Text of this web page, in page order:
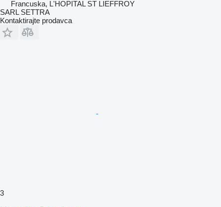
Francuska, L'HOPITAL ST LIEFFROY
SARL SETTRA
Kontaktirajte prodavca
3